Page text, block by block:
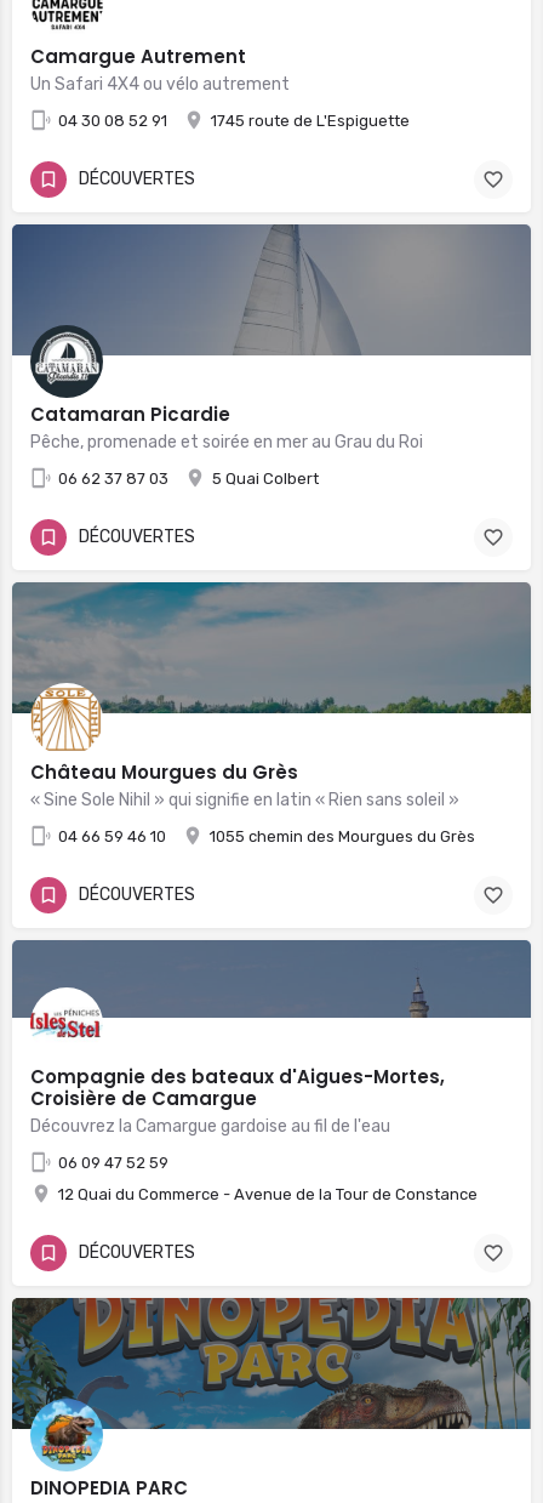
Camargue Autrement
Un Safari 4X4 ou vélo autrement
04 30 08 52 91 1745 route de L'Espiguette
DÉCOUVERTES
Catamaran Picardie
Pêche, promenade et soirée en mer au Grau du Roi
06 62 37 87 03 5 Quai Colbert
DÉCOUVERTES
Château Mourgues du Grès
« Sine Sole Nihil » qui signifie en latin « Rien sans soleil »
04 66 59 46 10 1055 chemin des Mourgues du Grès
DÉCOUVERTES
Compagnie des bateaux d'Aigues-Mortes,
Croisière de Camargue
Découvrez la Camargue gardoise au fil de l'eau
06 09 47 52 59
12 Quai du Commerce - Avenue de la Tour de Constance
DÉCOUVERTES
DINOPEDIA PARC